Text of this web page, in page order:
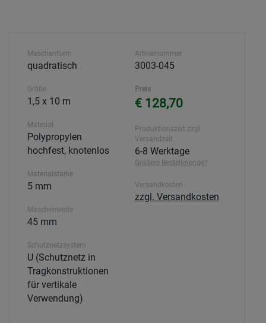
Maschenform
quadratisch
Größe
1,5 x 10 m
Material
Polypropylen
hochfest, knotenlos
Materialstärke
5 mm
Maschenweite
45 mm
Schutznetzsystem
U (Schutznetz in
Tragkonstruktionen
für vertikale
Verwendung)
Artikelnummer
3003-045
Preis
€ 128,70
Produktionszeit zzgl.
Versandzeit
6-8 Werktage
Größere Bestellmenge?
Versandkosten
zzgl. Versandkosten